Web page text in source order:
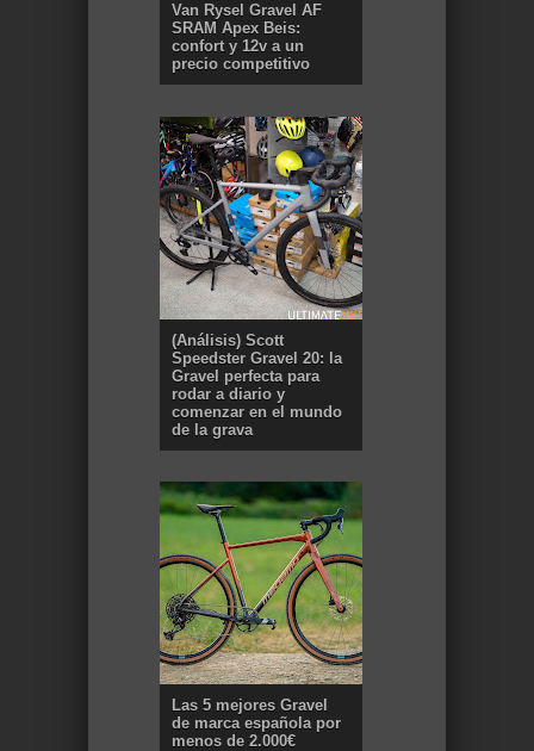
Van Rysel Gravel AF
SRAM Apex Beis:
confort y 12v a un
precio competitivo
(Análisis) Scott
Speedster Gravel 20: la
Gravel perfecta para
rodar a diario y
comenzar en el mundo
de la grava
Las 5 mejores Gravel
de marca española por
menos de 2.000€